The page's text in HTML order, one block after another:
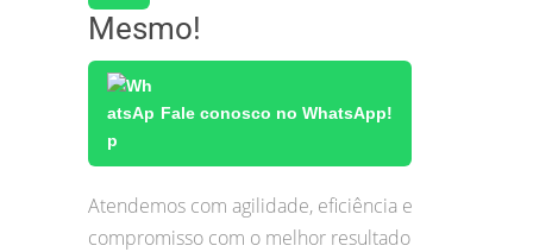
Mesmo!
Fale conosco no WhatsApp!
Atendemos com agilidade, eficiência e
compromisso com o melhor resultado